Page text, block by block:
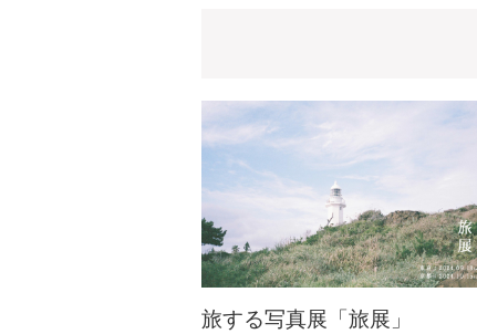
旅する写真展「旅展」